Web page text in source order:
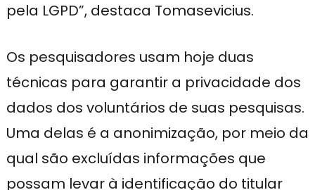
pela LGPD”, destaca Tomasevicius.
Os pesquisadores usam hoje duas
técnicas para garantir a privacidade dos
dados dos voluntários de suas pesquisas.
Uma delas é a anonimização, por meio da
qual são excluídas informações que
possam levar à identificação do titular